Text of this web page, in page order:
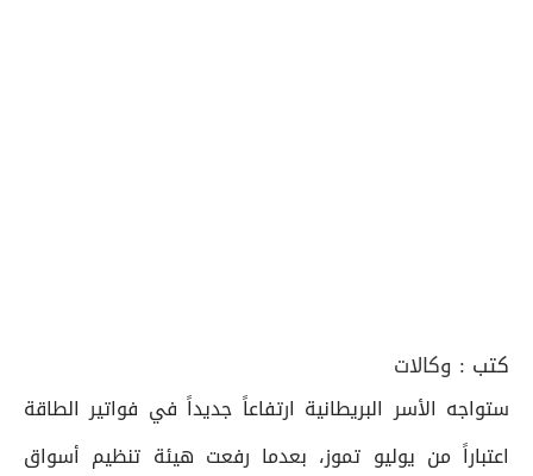
كتب : وكالات
ستواجه الأسر البريطانية ارتفاعاً جديداً في فواتير الطاقة
اعتباراً من يوليو تموز، بعدما رفعت هيئة تنظيم أسواق